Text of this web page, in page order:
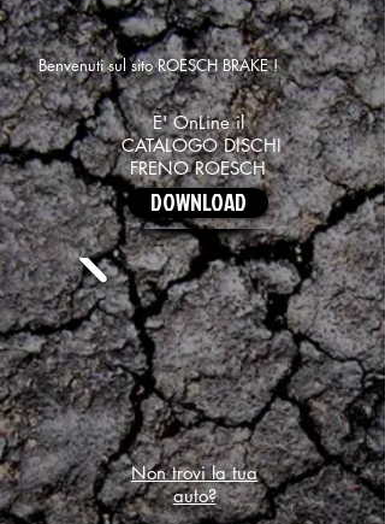
Benvenuti sul sito ROESCH BRAKE !
E' OnLine il
CATALOGO DISCHI
FRENO ROESCH
DOWNLOAD
Non trovi la tua
auto?